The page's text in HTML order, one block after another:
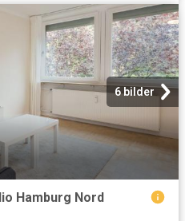
6 bilder
Hamburg Nord